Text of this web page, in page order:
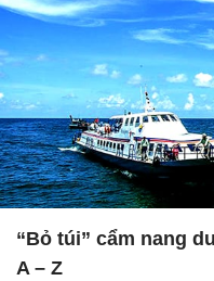
“Bỏ túi” cẩm nang
A – Z